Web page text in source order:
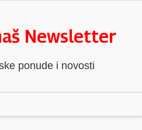
Newsletter
ponude i novosti